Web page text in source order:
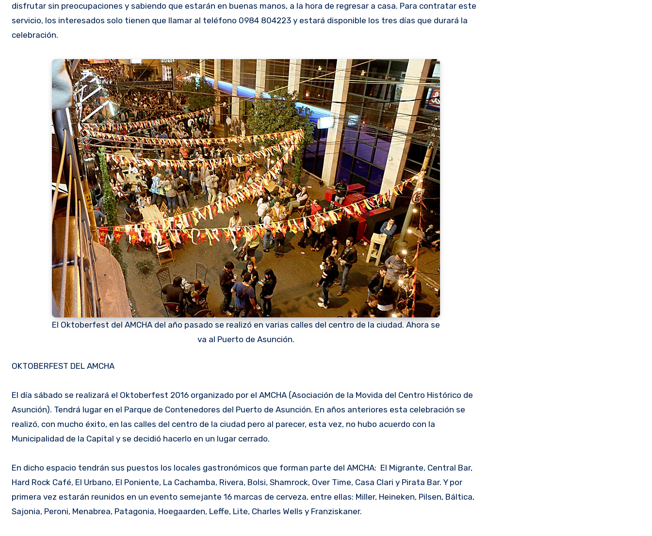
disfrutar sin preocupaciones y sabiendo que estarán en buenas manos, a la hora de regresar a casa. Para contratar este
servicio, los interesados solo tienen que llamar al teléfono 0984 804223 y estará disponible los tres días que durará la
celebración.
El Oktoberfest del AMCHA del año pasado se realizó en varias calles del centro de la ciudad. Ahora se
va al Puerto de Asunción.
OKTOBERFEST DEL AMCHA
El día sábado se realizará el Oktoberfest 2016 organizado por el AMCHA (Asociación de la Movida del Centro Histórico de
Asunción). Tendrá lugar en el Parque de Contenedores del Puerto de Asunción. En años anteriores esta celebración se
realizó, con mucho éxito, en las calles del centro de la ciudad pero al parecer, esta vez, no hubo acuerdo con la
Municipalidad de la Capital y se decidió hacerlo en un lugar cerrado.
En dicho espacio tendrán sus puestos los locales gastronómicos que forman parte del AMCHA: El Migrante, Central Bar,
Hard Rock Café, El Urbano, El Poniente, La Cachamba, Rivera, Bolsi, Shamrock, Over Time, Casa Clari y Pirata Bar. Y por
primera vez estarán reunidos en un evento semejante 16 marcas de cerveza, entre ellas: Miller, Heineken, Pilsen, Báltica,
Sajonia, Peroni, Menabrea, Patagonia, Hoegaarden, Leffe, Lite, Charles Wells y Franziskaner.